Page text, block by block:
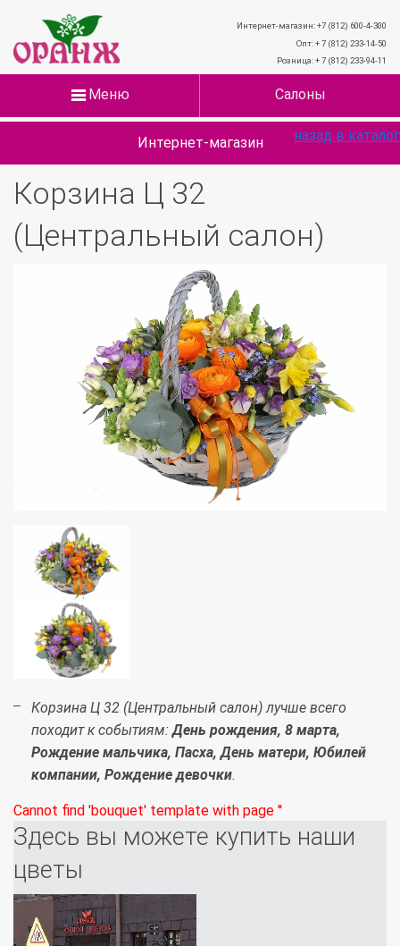
Интернет-магазин: +7 (812) 600-4-300
Опт: + 7 (812) 233-14-50
Розница: + 7 (812) 233-94-11
Меню Салоны
Интернет-магазин
Корзина Ц 32
(Центральный салон)
назад в каталог
Корзина Ц 32 (Центральный салон) лучше всего
походит к событиям:День рождения, 8 марта,
Рождение мальчика, Пасха, День матери, Юбилей
компании, Рождение девочки.
Cannot find 'bouquet' template with page ''
Здесь вы можете купить наши
цветы